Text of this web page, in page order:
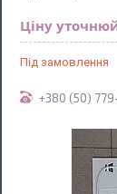
Ціну
Під замовлення
+380 (50)